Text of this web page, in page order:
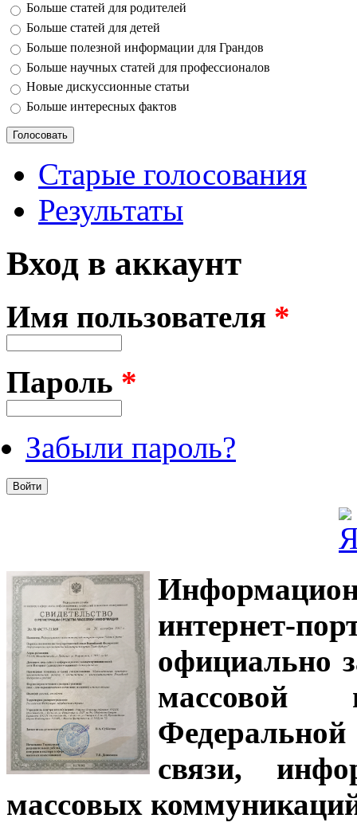
Больше статей для родителей
Больше статей для детей
Больше полезной информации для Грандов
Больше научных статей для профессионалов
Новые дискуссионные статьи
Больше интересных фактов
Старые голосования
Результаты
Вход в аккаунт
Имя пользователя *
Пароль *
Забыли пароль?
интернет-
официально
связи,
массовых